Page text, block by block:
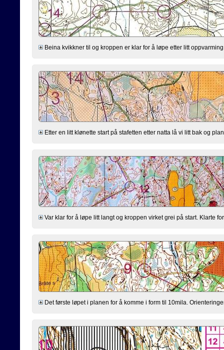
Beina kvikkner til og kroppen er klar for å løpe etter litt
Etter en litt klønette start på stafetten etter natta lå vi litt bak og
Var klar for å løpe litt langt og kroppen virket grei på start. Klarte
Det første løpet i planen for å komme i form til 10mila.